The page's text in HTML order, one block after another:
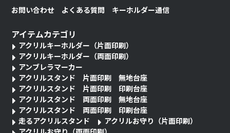
お問い合わせ
よくある質問 キーホルダー通信
アイテムカテゴリ
アクリルキーホルダー（片面印刷）
アクリルキーホルダー（両面印刷）
アンブレラマーカー
アクリルスタンド 片面印刷 無地台座
アクリルスタンド 片面印刷 印刷台座
アクリルスタンド 両面印刷 無地台座
アクリルスタンド 両面印刷 印刷台座
走るアクリルスタンド
アクリルお守り（片面印刷）